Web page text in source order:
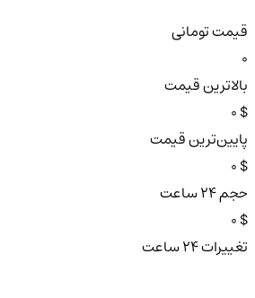
قیمت تومانی
0
بالاترین قیمت
$ 0
پایین‌ترین قیمت
$ 0
حجم ۲۴ ساعت
$ 0
تغییرات ۲۴ ساعت